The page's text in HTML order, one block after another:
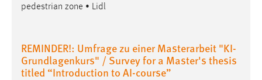
pedestrian zone • Lidl
REMINDER!: Umfrage zu einer Masterarbeit "KI-
Grundlagenkurs" / Survey for a Master's thesis
titled “Introduction to AI-course”